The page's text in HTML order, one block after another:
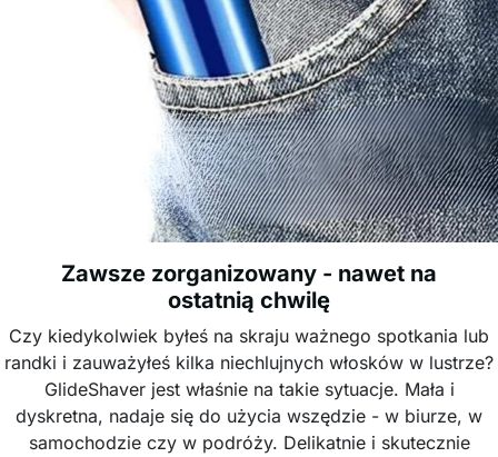
Zawsze zorganizowany - nawet na
ostatnią chwilę
Czy kiedykolwiek byłeś na skraju ważnego spotkania lub
randki i zauważyłeś kilka niechlujnych włosków w lustrze?
GlideShaver jest właśnie na takie sytuacje. Mała i
dyskretna, nadaje się do użycia wszędzie - w biurze, w
samochodzie czy w podróży. Delikatnie i skutecznie